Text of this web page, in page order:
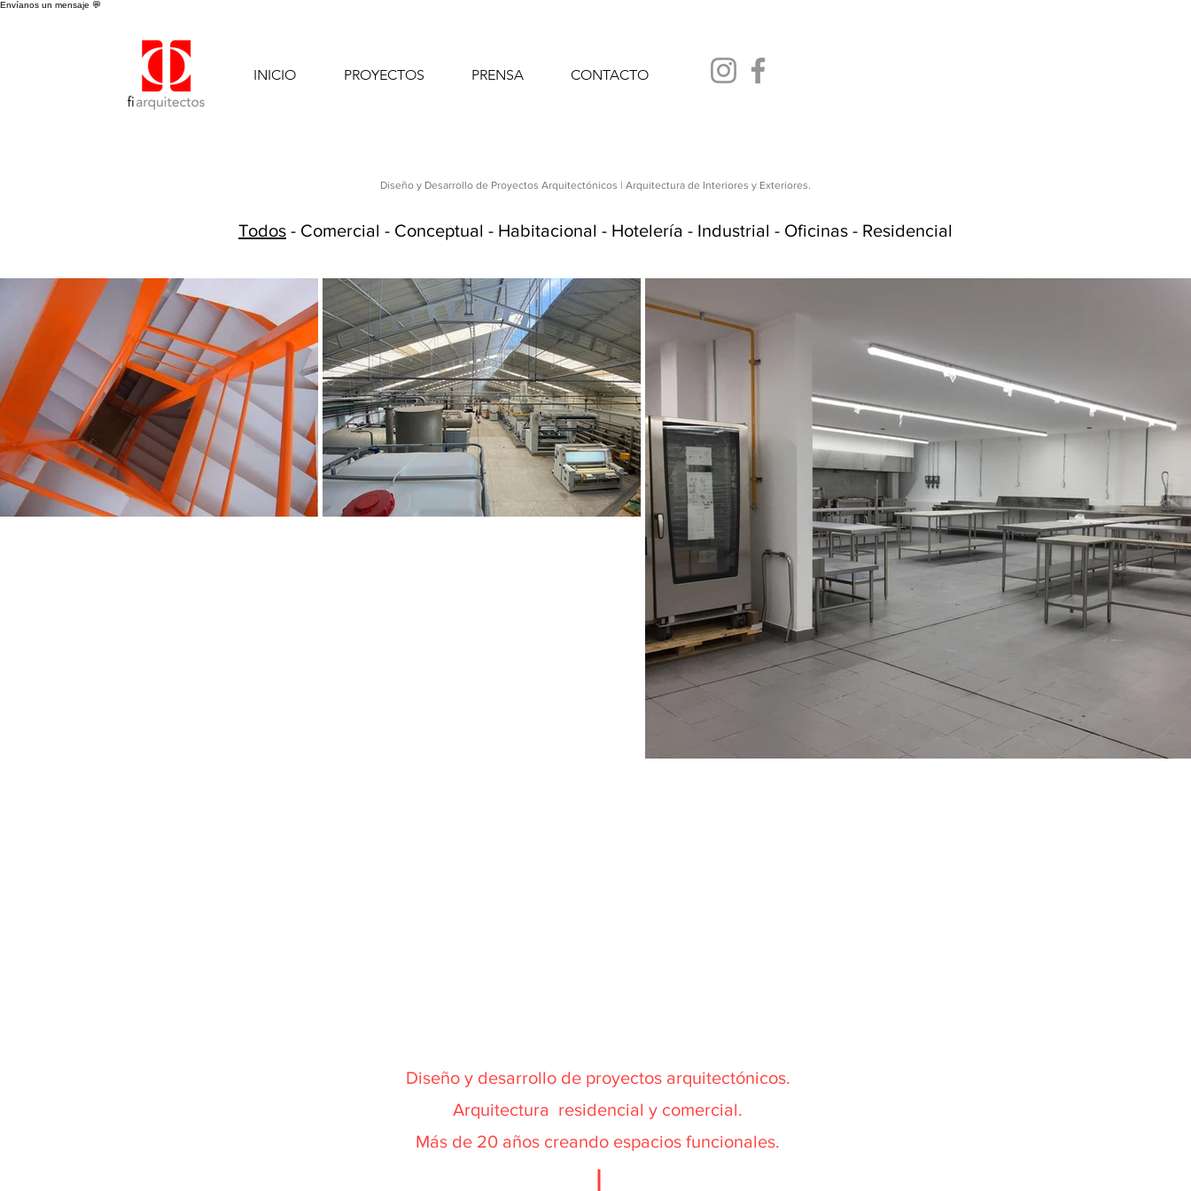
Envíanos un mensaje 💬
INICIO PROYECTOS PRENSA CONTACTO
Diseño y Desarrollo de Proyectos Arquitectónicos | Arquitectura de Interiores y Exteriores.
Todos - Comercial - Conceptual - Habitacional - Hotelería - Industrial - Oficinas - Residencial
Diseño y desarrollo de proyectos arquitectónicos.
Arquitectura residencial y comercial.
Más de 20 años creando espacios funcionales.